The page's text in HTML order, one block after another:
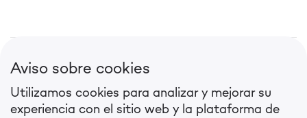
Aviso sobre cookies
Utilizamos cookies para analizar y mejorar su
experiencia con el sitio web y la plataforma de
Diga Hola
Soluciones Destacadas
KIT SEO
Legal
Términos de Uso